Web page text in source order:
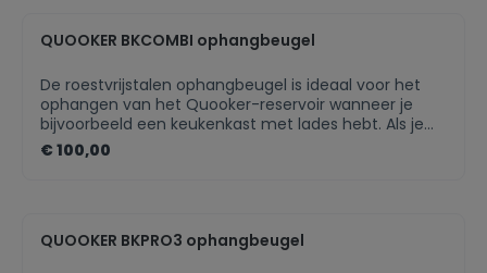
QUOOKER BKCOMBI ophangbeugel
De roestvrijstalen ophangbeugel is ideaal voor het
ophangen van het Quooker-reservoir wanneer je
bijvoorbeeld een keukenkast met lades hebt. Als je
het Quooker-reservoir op de bodemplaat van het
keukenkastje kunt plaatsen, is er geen ophangbeugel
€ 100,00
QUOOKER BKPRO3 ophangbeugel